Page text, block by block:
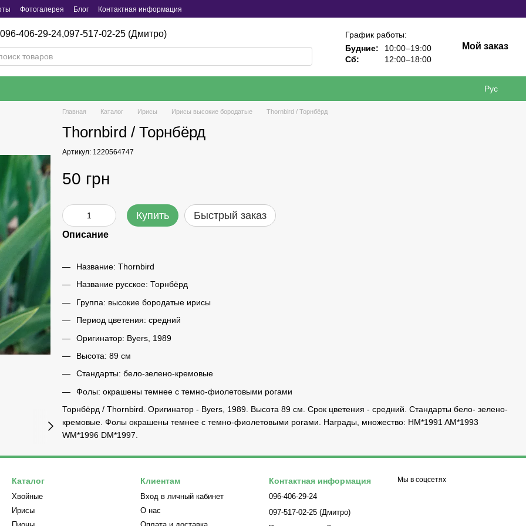
Фотогалерея Блог Контактная информация
096-406-29-24,097-517-02-25 (Дмитро)
График работы:
Будние:
10:00–19:00
Сб:
12:00–18:00
Мой заказ
Рус
Главная Каталог Ирисы Ирисы высокие бородатые Thornbird / Торнбёрд
Thornbird / Торнбёрд
Артикул: 1220564747
50 грн
Купить Быстрый заказ
Описание
Название: Thornbird
Название русское: Торнбёрд
Группа: высокие бородатые ирисы
Период цветения: средний
Оригинатор: Byers, 1989
Высота: 89 см
Стандарты: бело-зелено-кремовые
Фолы: окрашены темнее с темно-фиолетовыми рогами
Торнбёрд / Thornbird. Оригинатор - Byers, 1989. Высота 89 см. Срок цветения - средний. Стандарты бело- зелено-
кремовые. Фолы окрашены темнее с темно-фиолетовыми рогами. Награды, множество: НM*1991 AM*1993
WM*1996 DM*1997.
Каталог
Хвойные
Ирисы
Клиентам
Вход в личный кабинет
О нас
Контактная информация
096-406-29-24
097-517-02-25 (Дмитро)
Мы в соцсетях